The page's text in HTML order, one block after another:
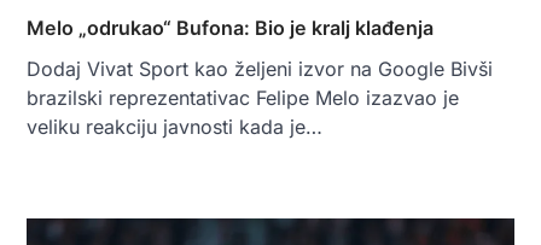
Melo „odrukao“ Bufona: Bio je kralj klađenja
Dodaj Vivat Sport kao željeni izvor na Google Bivši
brazilski reprezentativac Felipe Melo izazvao je
veliku reakciju javnosti kada je…